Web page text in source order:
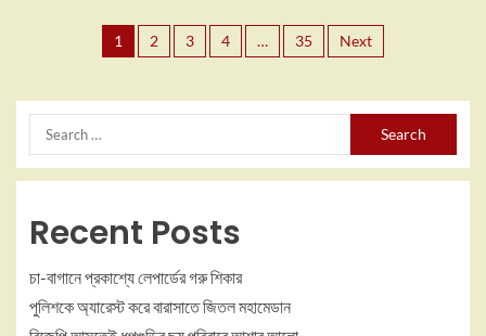
1 2 3 4 … 35 Next
Recent Posts
চা-বাগানে প্রকাশ্যে লেপার্ডের গরু শিকার
পুলিশকে অ্যারেস্ট করে বারাসাতে জিতল মহামেডান